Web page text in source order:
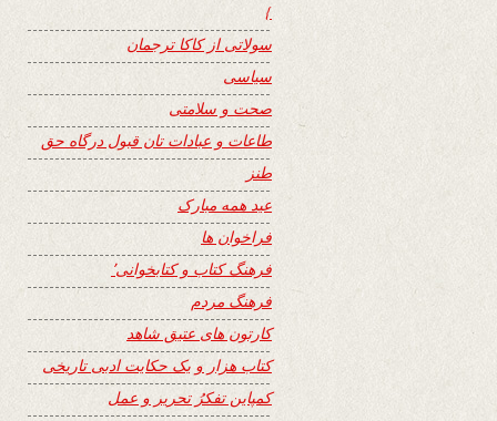
}
سولاتی از کاکا ترجمان
سیاسی
صحت و سلامتی
طاعات و عبادات تان قبول درگاه حق
طنز
عید همه مبارک
فراخوان ها
فرهنگ کتاب و کتابخوانی٬
فرهنگ مردم
کارتون های عتیق شاهد
کتاب هزار و یک حکایت ادبی تاریخی
کمپاین تفکرُ تحریر و عمل